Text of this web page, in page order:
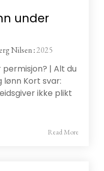
under
Nilsen:2025
| Alt du
Kort svar:
ikke plikt
Read More